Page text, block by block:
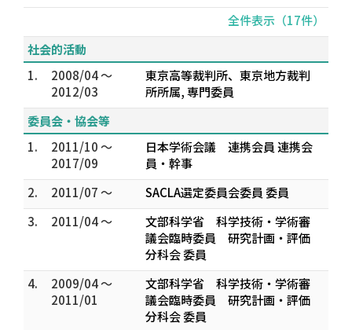
全件表示（17件）
社会的活動
1.
2008/04 ～
2012/03
東京高等裁判所、東京地方裁判
所所属, 専門委員
委員会・協会等
1.
2011/10 ～
2017/09
日本学術会議 連携会員 連携会
員・幹事
2.
2011/07 ～
SACLA選定委員会委員 委員
3.
2011/04 ～
文部科学省 科学技術・学術審
議会臨時委員 研究計画・評価
分科会 委員
4.
2009/04 ～
2011/01
文部科学省 科学技術・学術審
議会臨時委員 研究計画・評価
分科会 委員